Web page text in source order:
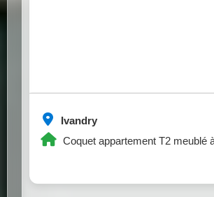
Ivandry
Coquet appartement T2 meublé